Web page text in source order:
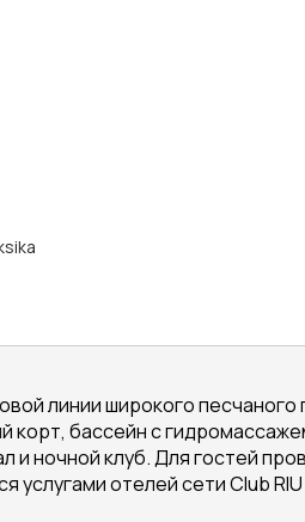
линии широкого песчаного
корт, бассейн с
и ночной клуб. Для гостей
отелей сети Club RIU